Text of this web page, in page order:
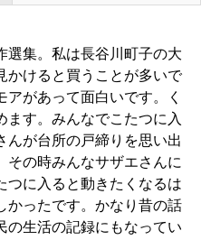
選集。私は長谷川町子の大
かけると買うことが多いで
があって面白いです。く
ます。みんなでこたつに入
んが台所の戸締りを思い出
その時みんなサザエさんに
つに入ると動きたくなるは
かったです。かなり昔の話
の生活の記録にもなってい